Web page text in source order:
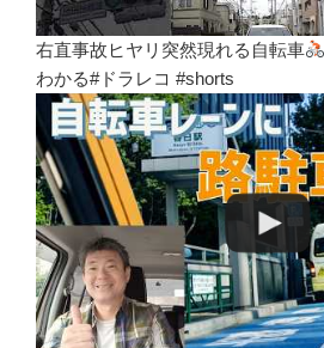
右直事故ヒヤリ突然現れる自転車
わかる#ドラレコ #shorts